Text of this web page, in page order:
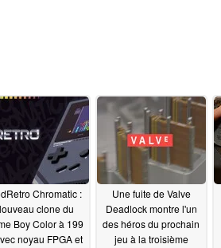
Chromatic :
clone du
Boy Color à 199
noyau FPGA et
Une fuite de Valve
Deadlock montre l'un
des héros du prochain
jeu à la troisième